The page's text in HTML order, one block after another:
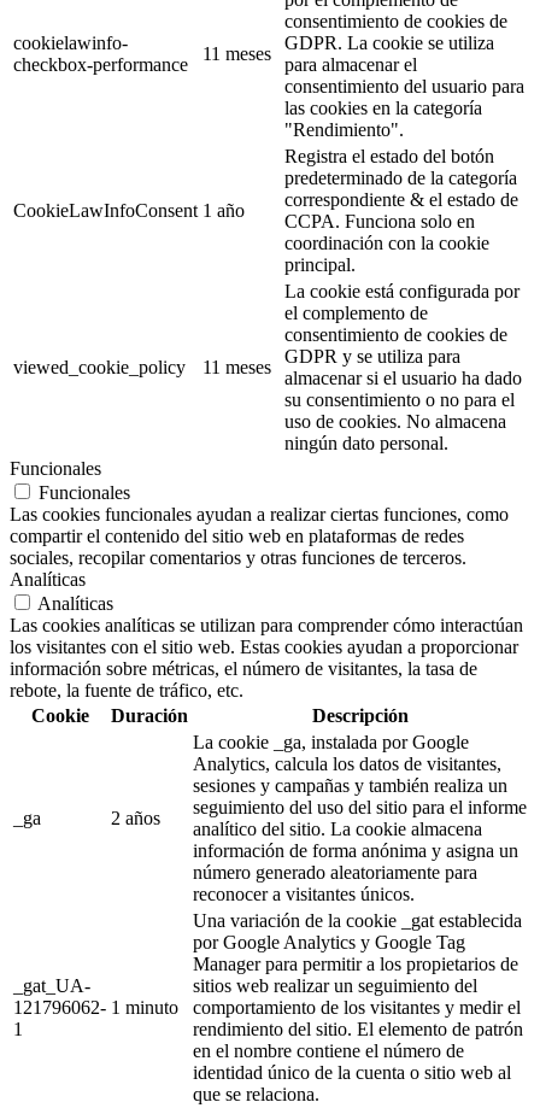
cookielawinfo-
checkbox-performance
11 meses
consentimiento de cookies de
GDPR. La cookie se utiliza
para almacenar el
consentimiento del usuario para
las cookies en la categoría
"Rendimiento".
CookieLawInfoConsent 1 año
Registra el estado del botón
predeterminado de la categoría
correspondiente & el estado de
CCPA. Funciona solo en
coordinación con la cookie
principal.
viewed_cookie_policy 11 meses
La cookie está configurada por
el complemento de
consentimiento de cookies de
GDPR y se utiliza para
almacenar si el usuario ha dado
su consentimiento o no para el
uso de cookies. No almacena
ningún dato personal.
Funcionales
Funcionales
Las cookies funcionales ayudan a realizar ciertas funciones, como
compartir el contenido del sitio web en plataformas de redes
sociales, recopilar comentarios y otras funciones de terceros.
Analíticas
Analíticas
Las cookies analíticas se utilizan para comprender cómo interactúan
los visitantes con el sitio web. Estas cookies ayudan a proporcionar
información sobre métricas, el número de visitantes, la tasa de
rebote, la fuente de tráfico, etc.
Cookie
Duración Descripción
_ga 2 años
La cookie _ga, instalada por Google
Analytics, calcula los datos de visitantes,
sesiones y campañas y también realiza un
seguimiento del uso del sitio para el informe
analítico del sitio. La cookie almacena
información de forma anónima y asigna un
número generado aleatoriamente para
reconocer a visitantes únicos.
_gat_UA-
121796062-
1
1 minuto
Una variación de la cookie _gat establecida
por Google Analytics y Google Tag
Manager para permitir a los propietarios de
sitios web realizar un seguimiento del
comportamiento de los visitantes y medir el
rendimiento del sitio. El elemento de patrón
en el nombre contiene el número de
identidad único de la cuenta o sitio web al
que se relaciona.